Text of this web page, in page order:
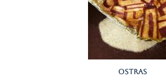
Ostras